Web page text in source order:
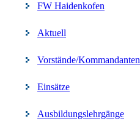
FW Haidenkofen
Aktuell
Vorstände/Kommandanten
Einsätze
Ausbildungslehrgänge